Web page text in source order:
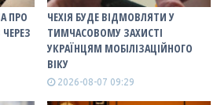
ПРО
ЧЕХІЯ БУДЕ ВІДМОВЛЯТИ У
ТИМЧАСОВОМУ ЗАХИСТІ
УКРАЇНЦЯМ МОБІЛІЗАЦІЙНОГО
ВІКУ
2026-08-07 09:29